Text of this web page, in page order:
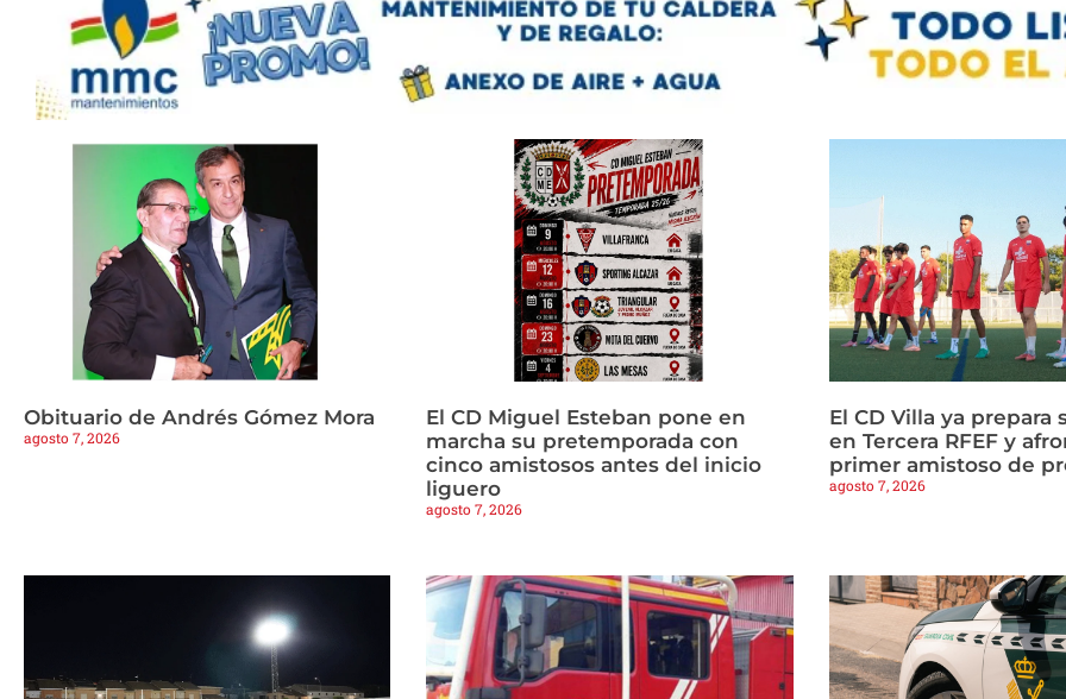
Obituario de Andrés Gómez Mora
agosto 7, 2026
El CD Miguel Esteban pone en
marcha su pretemporada con
cinco amistosos antes del inicio
liguero
agosto 7, 2026
El CD Villa ya prepara
en Tercera RFEF y
primer amistoso de
agosto 7, 2026